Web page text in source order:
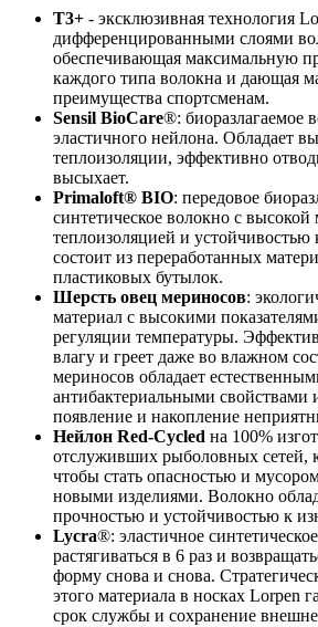
T3+ - эксклюзивная технология
дифференцированными слоями
обеспечивающая максимальную
каждого типа волокна и дающая
преимущества спортсменам.
Sensil BioCare®: биоразлагаемое
эластичного нейлона. Обладает
теплоизоляции, эффективно
высыхает.
Primaloft® BIO: передовое
синтетическое волокно с высокой
теплоизоляцией и устойчивостью
состоит из переработанных
пластиковых бутылок.
Шерсть овец мериносов:
материал с высокими
регуляции температуры.
влагу и греет даже во влажном
мериносов обладает
антибактериальными свойствами
появление и накопление
Нейлон Red-Cycled на 100%
отслуживших рыболовных сетей,
чтобы стать опасностью и
новыми изделиями. Волокно
прочностью и устойчивостью к
Lycra®: эластичное
растягиваться в 6 раз и
форму снова и снова.
этого материала в носках Lorpen
срок службы и сохранение